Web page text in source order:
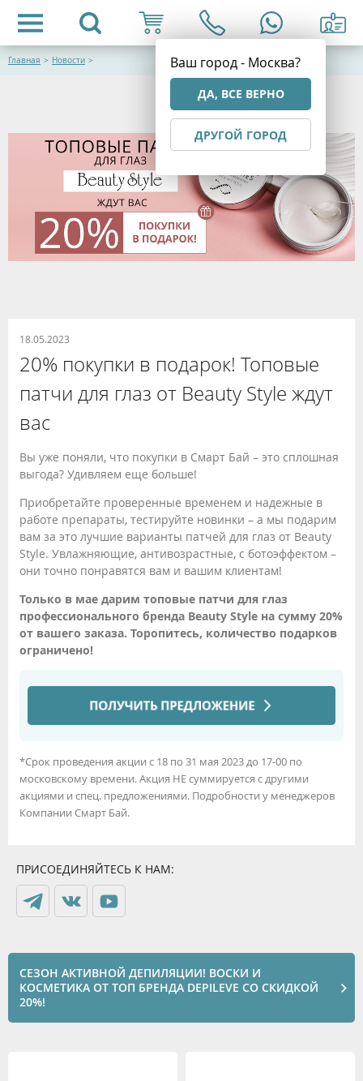
Ваш город - Москва?
ДА, ВСЕ ВЕРНО
ДРУГОЙ ГОРОД
Главная > Новости >
18.05.2023
20% покупки в подарок! Топовые
патчи для глаз от Beauty Style ждут
вас
Вы уже поняли, что покупки в Смарт Бай – это сплошная
выгода? Удивляем еще больше!
Приобретайте проверенные временем и надежные в
работе препараты, тестируйте новинки – а мы подарим
вам за это лучшие варианты патчей для глаз от Beauty
Style. Увлажняющие, антивозрастные, с ботоэффектом –
они точно понравятся вам и вашим клиентам!
Только в мае дарим топовые патчи для глаз
профессионального бренда Beauty Style на сумму 20%
от вашего заказа. Торопитесь, количество подарков
ограничено!
*Срок проведения акции с 18 по 31 мая 2023 до 17-00 по
московскому времени. Акция НЕ суммируется с другими
акциями и спец. предложениями. Подробности у менеджеров
Компании Смарт Бай.
ПРИСОЕДИНЯЙТЕСЬ К НАМ:
СЕЗОН АКТИВНОЙ ДЕПИЛЯЦИИ! ВОСКИ И
КОСМЕТИКА ОТ ТОП БРЕНДА DEPILEVE СО СКИДКОЙ
20%!